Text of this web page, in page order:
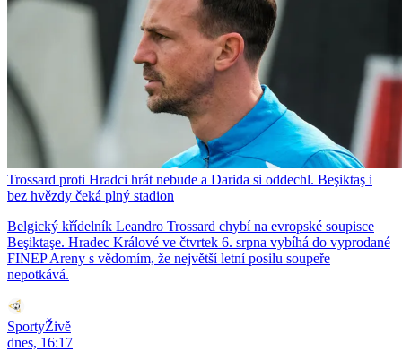
Trossard proti Hradci hrát nebude a Darida si oddechl. Beşiktaş i
bez hvězdy čeká plný stadion
Belgický křídelník Leandro Trossard chybí na evropské soupisce
Beşiktaşe. Hradec Králové ve čtvrtek 6. srpna vybíhá do vyprodané
FINEP Areny s vědomím, že největší letní posilu soupeře
nepotkává.
SportyŽivě
dnes, 16:17